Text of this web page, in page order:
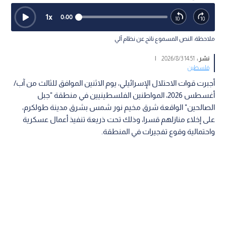
0:00
1x
ملاحظة: النص المسموع ناتج عن نظام آلي
نشر : 14:51 2026/8/3
|
فلسطين
أجبرت قوات الاحتلال الإسرائيلي، يوم الاثنين الموافق للثالث من آب/
أغسطس 2026، المواطنين الفلسطينيين في منطقة "جبل
الصالحين" الواقعة شرق مخيم نور شمس بشرق مدينة طولكرم،
على إخلاء منازلهم قسرا، وذلك تحت ذريعة تنفيذ أعمال عسكرية
واحتمالية وقوع تفجيرات في المنطقة.